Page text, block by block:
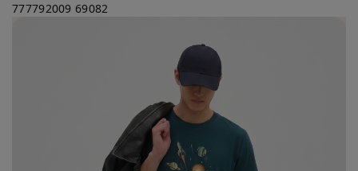
777792009 69082